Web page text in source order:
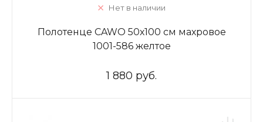
Нет в наличии
Полотенце CAWO 50х100 см махровое
1001-586 желтое
1 880 руб.